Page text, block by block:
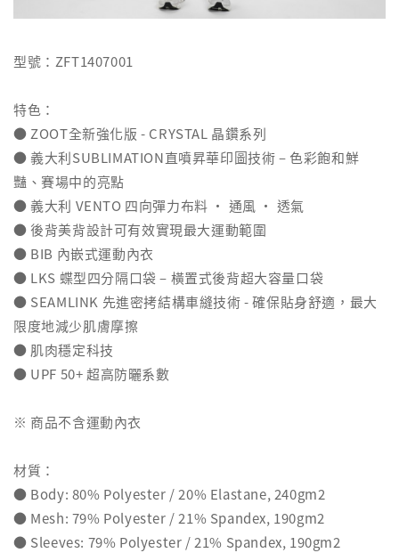
型號：ZFT1407001
特色：
● ZOOT全新強化版 - CRYSTAL 晶鑽系列
● 義大利SUBLIMATION直噴昇華印圖技術 – 色彩飽和鮮
豔、賽場中的亮點
● 義大利 VENTO 四向彈力布料 ‧ 通風 ‧ 透氣
● 後背美背設計可有效實現最大運動範圍
● BIB 內嵌式運動內衣
● LKS 蝶型四分隔口袋 – 橫置式後背超大容量口袋
● SEAMLINK 先進密拷結構車縫技術 - 確保貼身舒適，最大
限度地減少肌膚摩擦
● 肌肉穩定科技
● UPF 50+ 超高防曬系數
※ 商品不含運動內衣
材質：
● Body: 80% Polyester / 20% Elastane, 240gm2
● Mesh: 79% Polyester / 21% Spandex, 190gm2
● Sleeves: 79% Polyester / 21% Spandex, 190gm2